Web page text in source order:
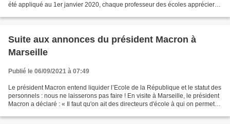
été appliqué au 1er janvier 2020, chaque professeur des écoles appréciera
Suite aux annonces du président Macron à
Marseille
Publié le 06/09/2021 à 07:49
Le président Macron entend liquider l’Ecole de la République et le statut des
personnels : nous ne laisserons pas faire ! En visite à Marseille, le président
Macron a déclaré : « Il faut qu'on ait des directeurs d'école à qui on permet